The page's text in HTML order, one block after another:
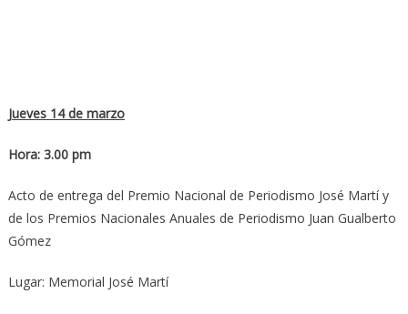
Jueves 14 de marzo
Hora: 3.00 pm
Acto de entrega del Premio Nacional de Periodismo José Martí y
de los Premios Nacionales Anuales de Periodismo Juan Gualberto
Gómez
Lugar: Memorial José Martí